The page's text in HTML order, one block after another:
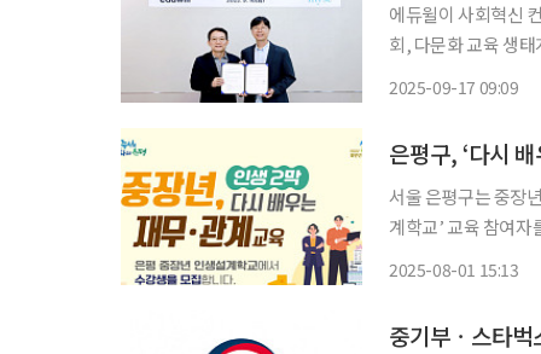
에듀윌이 사회혁신
회, 다문화 교육 생
2025-09-17 09:09
은평구, ‘다시
서울 은평구는 중장
계학교’ 교육 참여자를 모집한다고 1일
2025-08-01 15:13
중기부ㆍ스타